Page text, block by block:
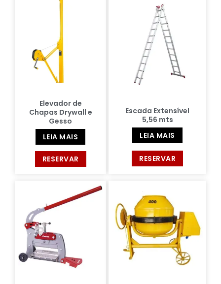
Elevador de
Chapas Drywall e
Gesso
LEIA MAIS
RESERVAR
Escada Extensível
5,56 mts
LEIA MAIS
RESERVAR